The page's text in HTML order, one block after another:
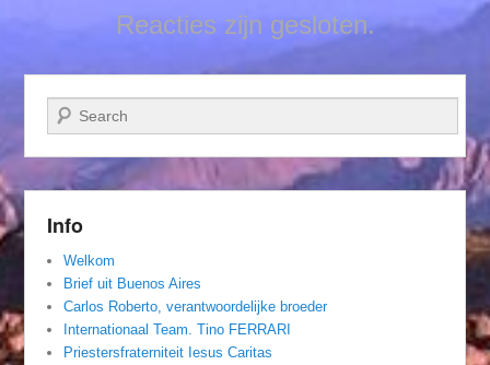
Reacties zijn gesloten.
Zoeken
Info
Welkom
Brief uit Buenos Aires
Carlos Roberto, verantwoordelijke broeder
Internationaal Team. Tino FERRARI
Priestersfraterniteit Iesus Caritas